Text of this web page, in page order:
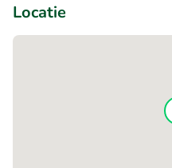
Locatie